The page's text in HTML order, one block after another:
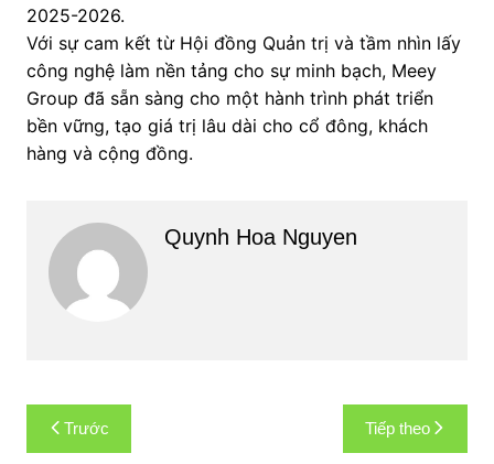
2025-2026.
Với sự cam kết từ Hội đồng Quản trị và tầm nhìn lấy
công nghệ làm nền tảng cho sự minh bạch, Meey
Group đã sẵn sàng cho một hành trình phát triển
bền vững, tạo giá trị lâu dài cho cổ đông, khách
hàng và cộng đồng.
Quynh Hoa Nguyen
Điều
hướng
Trước Tiếp theo